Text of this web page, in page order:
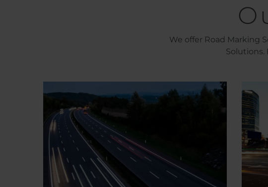
We offer Road Marking
Solutions.